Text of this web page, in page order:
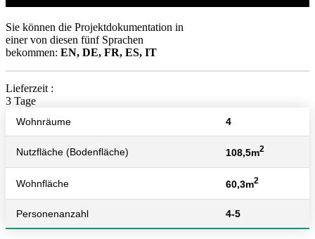
Sie können die Projektdokumentation in
einer von diesen fünf Sprachen
bekommen: EN, DE, FR, ES, IT
Lieferzeit :
3 Tage
Wohnräume 4
Nutzfläche (Bodenfläche) 108,5m2
Wohnfläche 60,3m2
Personenanzahl 4-5